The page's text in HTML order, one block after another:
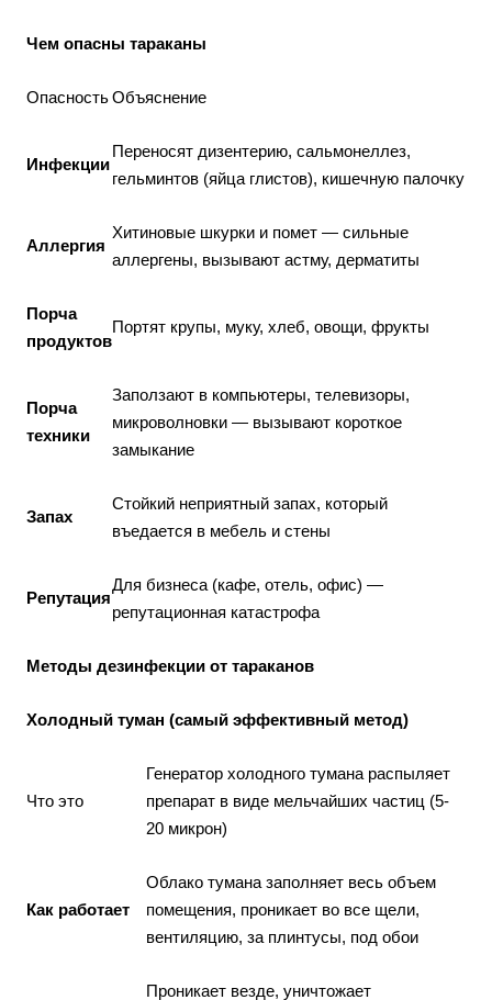
Чем опасны тараканы
ОпасностьОбъяснение
Инфекции
Переносят дизентерию, сальмонеллез,
гельминтов (яйца глистов), кишечную палочку
Аллергия
Хитиновые шкурки и помет — сильные
аллергены, вызывают астму, дерматиты
Порча
продуктов
Портят крупы, муку, хлеб, овощи, фрукты
Порча
техники
Заползают в компьютеры, телевизоры,
микроволновки — вызывают короткое
замыкание
Запах
Стойкий неприятный запах, который
въедается в мебель и стены
Репутация
Для бизнеса (кафе, отель, офис) —
репутационная катастрофа
Методы дезинфекции от тараканов
Холодный туман (самый эффективный метод)
Что это
Генератор холодного тумана распыляет
препарат в виде мельчайших частиц (5-
20 микрон)
Как работает
Облако тумана заполняет весь объем
помещения, проникает во все щели,
вентиляцию, за плинтусы, под обои
Проникает везде, уничтожает